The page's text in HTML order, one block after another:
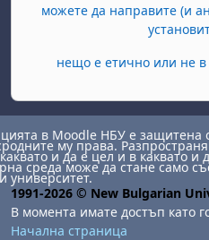
можете да направите (и
нещо е етично или не в
в Moodle НБУ е защитена
му права.
и да е цел и в каквато и
среда може да стане само
университет.
1991-2026 © New Bulgarian
В момента имате достъп като
Начална страница